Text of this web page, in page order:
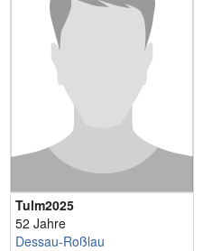
Tulm2025
52 Jahre
Dessau-Roßlau